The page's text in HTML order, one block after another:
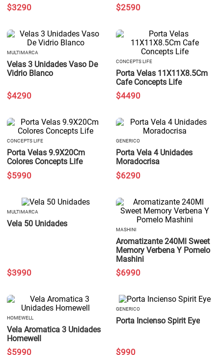
$3290 $2590
MULTIMARCA
Velas 3 Unidades Vaso De
Vidrio Blanco
$4290
CONCEPTS LIFE
Porta Velas 11X11X8.5Cm
Cafe Concepts Life
$4490
CONCEPTS LIFE
Porta Velas 9.9X20Cm
Colores Concepts Life
$5990
GENERICO
Porta Vela 4 Unidades
Moradocrisa
$6290
MULTIMARCA
Vela 50 Unidades
$3990
MASHINI
Aromatizante 240Ml Sweet
Memory Verbena Y Pomelo
Mashini
$6990
HOMEWELL
Vela Aromatica 3 Unidades
Homewell
$5990
GENERICO
Porta Incienso Spirit Eye
$990